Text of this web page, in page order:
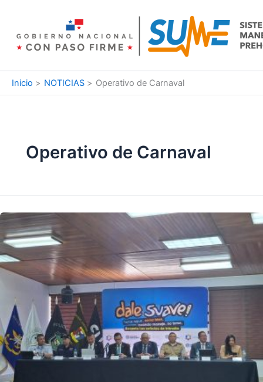
contenido
Inicio NOTICIAS Operativo de Carnaval
Operativo de Carnaval